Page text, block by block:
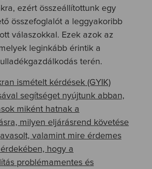
ezért összeállítottunk egy
összefoglalót a leggyakoribb
válaszokkal. Ezek azok az
leginkább érintik a
terén.
ismételt kérdések (GYIK)
segítséget nyújtunk abban,
miként hatnak a
milyen eljárásrend követése
valamint mire érdemes
hogy a
problémamentes és